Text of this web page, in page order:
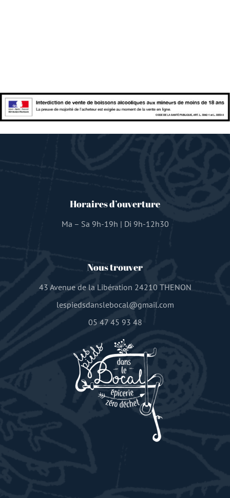
Horaires d’ouverture
Ma – Sa 9h-19h | Di 9h-12h30
Nous trouver
43 Avenue de la Libération 24210 THENON
lespiedsdanslebocal@gmail.com
05 47 45 93 48